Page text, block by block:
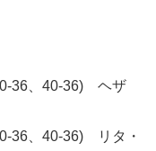
36、40-36) ヘザ
36、40-36) リタ・